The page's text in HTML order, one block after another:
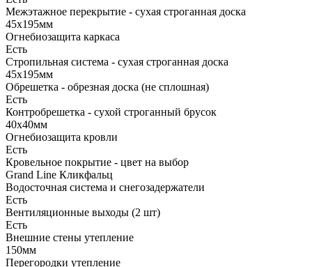
Межэтажное перекрытие - сухая строганная доска
45х195мм
Огнебиозащита каркаса
Есть
Стропильная система - сухая строганная доска
45х195мм
Обрешетка - обрезная доска (не сплошная)
Есть
Контробрешетка - сухой строганный брусок
40х40мм
Огнебиозащита кровли
Есть
Кровельное покрытие - цвет на выбор
Grand Line Кликфальц
Водосточная система и снегозадержатели
Есть
Вентиляционные выходы (2 шт)
Есть
Внешние стены утепление
150мм
Перегородки утепление